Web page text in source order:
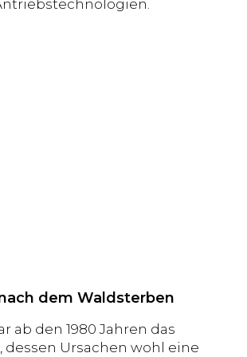
dem Waldsterben
ab den 1980 Jahren das
dessen Ursachen wohl eine